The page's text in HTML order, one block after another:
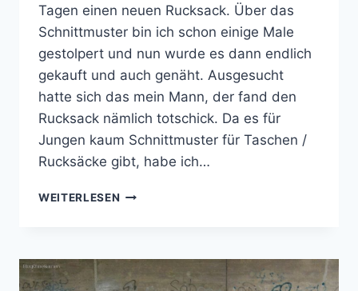
Tagen einen neuen Rucksack. Über das
Schnittmuster bin ich schon einige Male
gestolpert und nun wurde es dann endlich
gekauft und auch genäht. Ausgesucht
hatte sich das mein Mann, der fand den
Rucksack nämlich totschick. Da es für
Jungen kaum Schnittmuster für Taschen /
Rucksäcke gibt, habe ich…
WEITERLESEN RUDI
RUCKSACK-
SCHNITTMUSTER